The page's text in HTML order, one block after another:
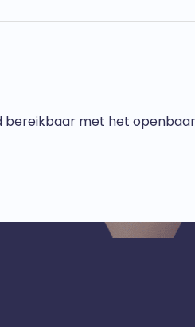
bereikbaar met het